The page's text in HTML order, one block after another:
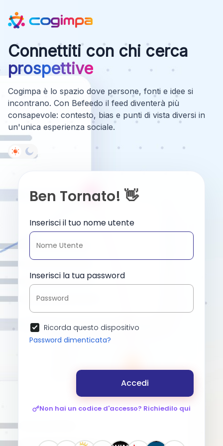
Connettiti con chi cerca
prospettive
Cogimpa è lo spazio dove persone, fonti e idee si
incontrano. Con Befeedo il feed diventerà più
consapevole: contesto, bias e punti di vista diversi in
un'unica esperienza sociale.
Ben Tornato! 👋
Inserisci il tuo nome utente
Inserisci la tua password
Ricorda questo dispositivo
Password dimenticata?
Accedi
Non hai un codice d'accesso? Richiedilo qui